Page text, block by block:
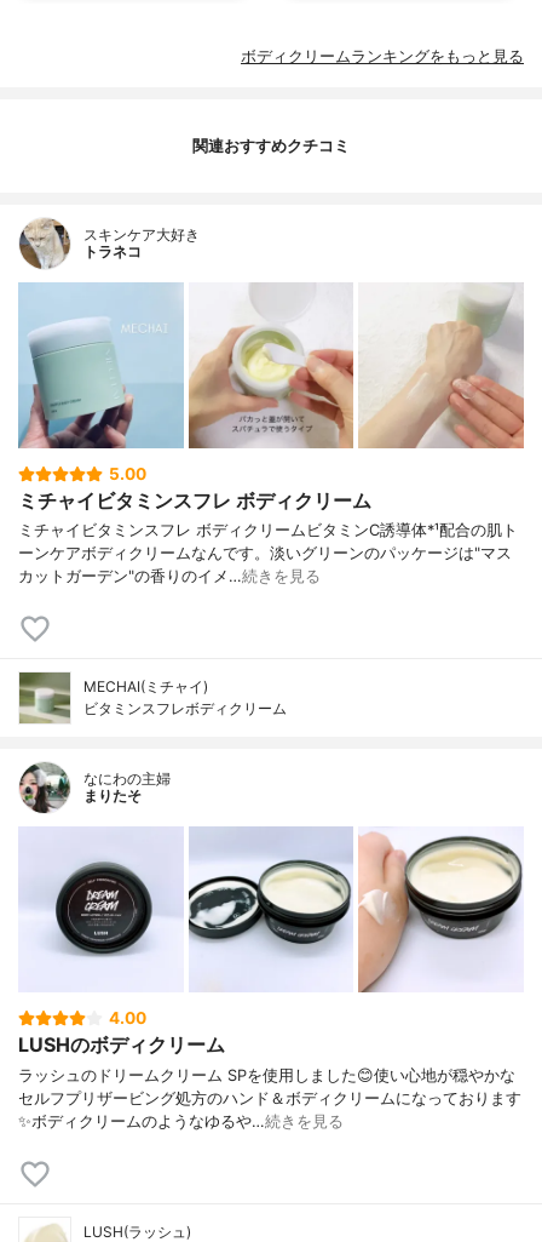
ボディクリームランキングをもっと見る
関連おすすめクチコミ
スキンケア大好き
トラネコ
5.00
ミチャイビタミンスフレ ボディクリーム
ミチャイビタミンスフレ ボディクリームビタミンC誘導体*¹配合の肌ト
ーンケアボディクリームなんです。淡いグリーンのパッケージは"マス
カットガーデン"の香りのイメ…続きを見る
MECHAI(ミチャイ)
ビタミンスフレボディクリーム
なにわの主婦
まりたそ
4.00
LUSHのボディクリーム
ラッシュのドリームクリーム SPを使用しました😊使い心地が穏やかな
セルフプリザービング処方のハンド＆ボディクリームになっております
✨ボディクリームのようなゆるや…続きを見る
LUSH(ラッシュ)